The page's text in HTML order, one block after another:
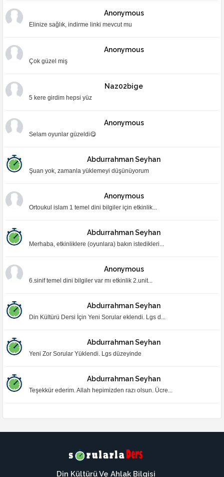
Anonymous
Elinize sağlık, indirme linki mevcut mu
Anonymous
Çok güzel miş
Naz02bige
5 kere girdim hepsi yüz
Anonymous
Selam oyunlar güzeldi😋
Abdurrahman Seyhan
Şuan yok, zamanla yüklemeyi düşünüyorum
Anonymous
Ortoukul islam 1 temel dini bilgiler için etkinlik...
Abdurrahman Seyhan
Merhaba, etkinliklere (oyunlara) bakın istedikleri...
Anonymous
6.sinif temel dini bilgiler var mı etkinlik 2.unit...
Abdurrahman Seyhan
Din Kültürü Dersi İçin Yeni Sorular eklendi. Lgs d...
Abdurrahman Seyhan
Yeni Zor Sorular Yüklendi. Lgs düzeyinde
Abdurrahman Seyhan
Teşekkür ederim. Allah hepimizden razı olsun. Ücre...
Din Kültürü Ve Ahlak Bilgisi